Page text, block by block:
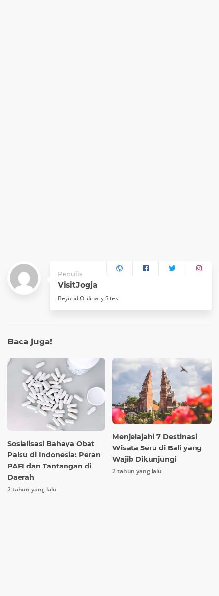
Penulis
VisitJogja
Beyond Ordinary Sites
Baca juga!
Sosialisasi Bahaya Obat
Palsu di Indonesia: Peran
PAFI dan Tantangan di
Daerah
2 tahun yang lalu
Menjelajahi 7 Destinasi
Wisata Seru di Bali yang
Wajib Dikunjungi
2 tahun yang lalu